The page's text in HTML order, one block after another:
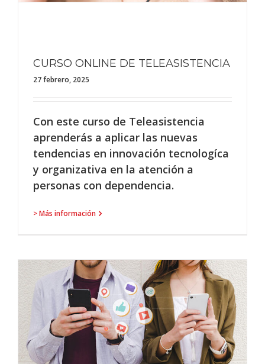
CURSO ONLINE DE TELEASISTENCIA
27 febrero, 2025
Con este curso de Teleasistencia
aprenderás a aplicar las nuevas
tendencias en innovación tecnologíca
y organizativa en la atención a
personas con dependencia.
> Más información